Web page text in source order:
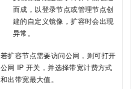
而成，以登录节点或管理节点创
建的自定义镜像，扩容时会出现
异常。
若扩容节点需要访问公网，则可打开
公网 IP 开关，并选择带宽计费方式
和出带宽最大值。